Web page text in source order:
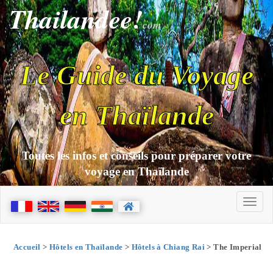
Thailandee!com
Le Guide du Voyage
en Thaïlande
Toutes les infos et conseils pour préparer votre
voyage en Thaïlande
Accueil > Hôtels en Thaïlande > Hôtels à Chiang Rai > The Imperial